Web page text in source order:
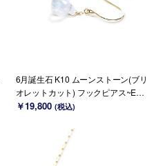
6月誕生石 K10 ムーンストーン(ブリ
オレットカット) フックピアス~ESP
OIR~
￥19,800 (税込)